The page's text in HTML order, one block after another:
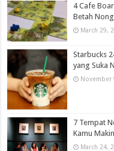
4 Cafe
Betah
March 29,
Starbucks
yang Suka
November
7 Tempat
Kamu
March 24,